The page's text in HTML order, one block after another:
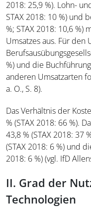
2018: 25,9 %). Lohn-
STAX 2018: 10 %) und
%; STAX 2018: 10,6
Umsatzes aus. Für den
%) und die
anderen Umsatzarten
a. O., S. 8).
Das Verhältnis der
% (STAX 2018: 66 %).
43,8 % (STAX 2018: 37
(STAX 2018: 6 %) und
2018: 6 %) (vgl. IfD
II. Grad der
Technologien